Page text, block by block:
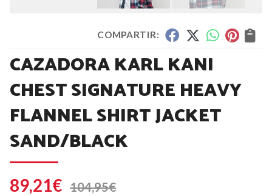
COMPARTIR:
CAZADORA KARL KANI
CHEST SIGNATURE HEAVY
FLANNEL SHIRT JACKET
SAND/BLACK
89,21€ 104,95€